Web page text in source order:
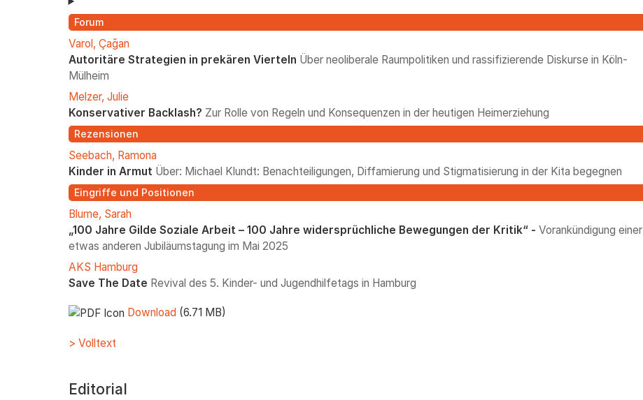
Forum
Varol, Çağan
Autoritäre Strategien in prekären Vierteln Über neoliberale Raumpolitiken und rassifizierende Diskurse in Köln-
Mülheim
Melzer, Julie
Konservativer Backlash? Zur Rolle von Regeln und Konsequenzen in der heutigen Heimerziehung
Rezensionen
Seebach, Ramona
Kinder in Armut Über: Michael Klundt: Benachteiligungen, Diffamierung und Stigmatisierung in der Kita begegnen
Eingriffe und Positionen
Blume, Sarah
„100 Jahre Gilde Soziale Arbeit – 100 Jahre widersprüchliche Bewegungen der Kritik“ - Vorankündigung einer
etwas anderen Jubiläumstagung im Mai 2025
AKS Hamburg
Save The Date Revival des 5. Kinder- und Jugendhilfetags in Hamburg
Download (6.71 MB)
> Volltext
Editorial